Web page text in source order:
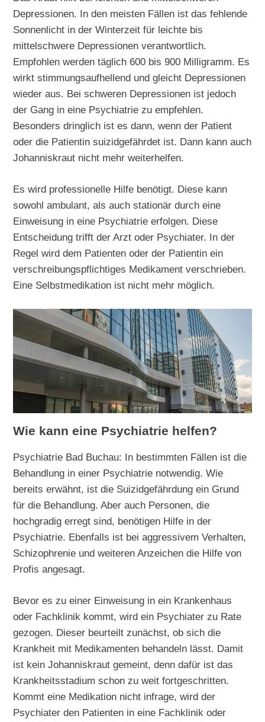
Depressionen. In den meisten Fällen ist das fehlende
Sonnenlicht in der Winterzeit für leichte bis
mittelschwere Depressionen verantwortlich.
Empfohlen werden täglich 600 bis 900 Milligramm. Es
wirkt stimmungsaufhellend und gleicht Depressionen
wieder aus. Bei schweren Depressionen ist jedoch
der Gang in eine Psychiatrie zu empfehlen.
Besonders dringlich ist es dann, wenn der Patient
oder die Patientin suizidgefährdet ist. Dann kann auch
Johanniskraut nicht mehr weiterhelfen.
Es wird professionelle Hilfe benötigt. Diese kann
sowohl ambulant, als auch stationär durch eine
Einweisung in eine Psychiatrie erfolgen. Diese
Entscheidung trifft der Arzt oder Psychiater. In der
Regel wird dem Patienten oder der Patientin ein
verschreibungspflichtiges Medikament verschrieben.
Eine Selbstmedikation ist nicht mehr möglich.
Wie kann eine Psychiatrie helfen?
Psychiatrie Bad Buchau: In bestimmten Fällen ist die
Behandlung in einer Psychiatrie notwendig. Wie
bereits erwähnt, ist die Suizidgefährdung ein Grund
für die Behandlung. Aber auch Personen, die
hochgradig erregt sind, benötigen Hilfe in der
Psychiatrie. Ebenfalls ist bei aggressivem Verhalten,
Schizophrenie und weiteren Anzeichen die Hilfe von
Profis angesagt.
Bevor es zu einer Einweisung in ein Krankenhaus
oder Fachklinik kommt, wird ein Psychiater zu Rate
gezogen. Dieser beurteilt zunächst, ob sich die
Krankheit mit Medikamenten behandeln lässt. Damit
ist kein Johanniskraut gemeint, denn dafür ist das
Krankheitsstadium schon zu weit fortgeschritten.
Kommt eine Medikation nicht infrage, wird der
Psychiater den Patienten in eine Fachklinik oder